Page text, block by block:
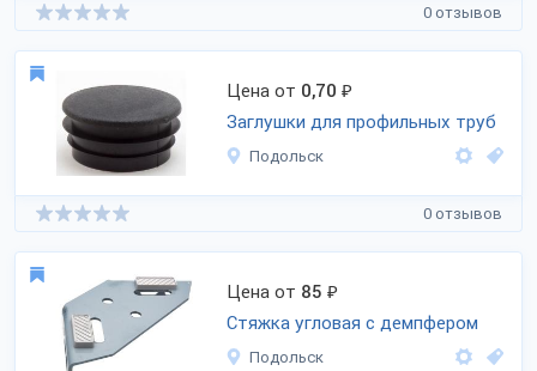
0 отзывов
Цена от 0,70 ₽
Заглушки для профильных труб
Подольск
0 отзывов
Цена от 85 ₽
Стяжка угловая с демпфером
Подольск